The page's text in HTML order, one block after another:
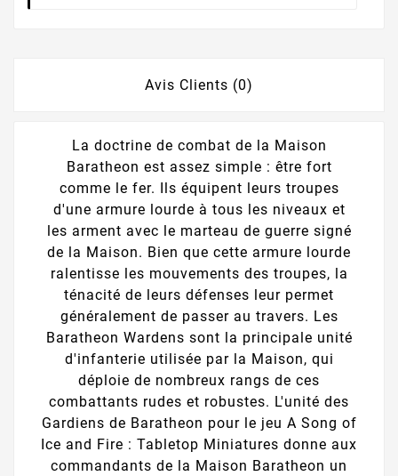
Avis Clients (0)
La doctrine de combat de la Maison
Baratheon est assez simple : être fort
comme le fer. Ils équipent leurs troupes
d'une armure lourde à tous les niveaux et
les arment avec le marteau de guerre signé
de la Maison. Bien que cette armure lourde
ralentisse les mouvements des troupes, la
ténacité de leurs défenses leur permet
généralement de passer au travers. Les
Baratheon Wardens sont la principale unité
d'infanterie utilisée par la Maison, qui
déploie de nombreux rangs de ces
combattants rudes et robustes. L'unité des
Gardiens de Baratheon pour le jeu A Song of
Ice and Fire : Tabletop Miniatures donne aux
commandants de la Maison Baratheon un